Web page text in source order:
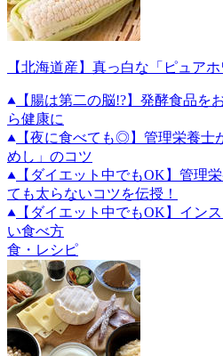
【北海道産】真っ白な「ピュア
【腸は第二の脳!?】発酵食品を
ら健康に
【夜に食べても◎】管理栄養士
めし」のコツ
【ダイエット中でもOK】管理
ても太らないコツを伝授！
【ダイエット中でもOK】イン
い食べ方
食・レシピ